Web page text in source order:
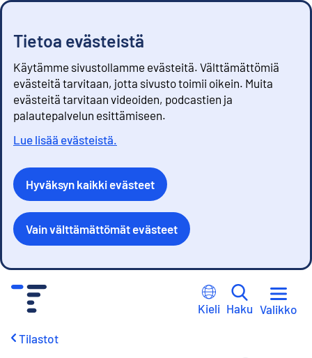
Tietoa evästeistä
Käytämme sivustollamme evästeitä. Välttämättömiä
evästeitä tarvitaan, jotta sivusto toimii oikein. Muita
evästeitä tarvitaan videoiden, podcastien ja
palautepalvelun esittämiseen.
Lue lisää evästeistä.
Hyväksyn kaikki evästeet
Vain välttämättömät evästeet
Kieli Haku Valikko
Tilastot